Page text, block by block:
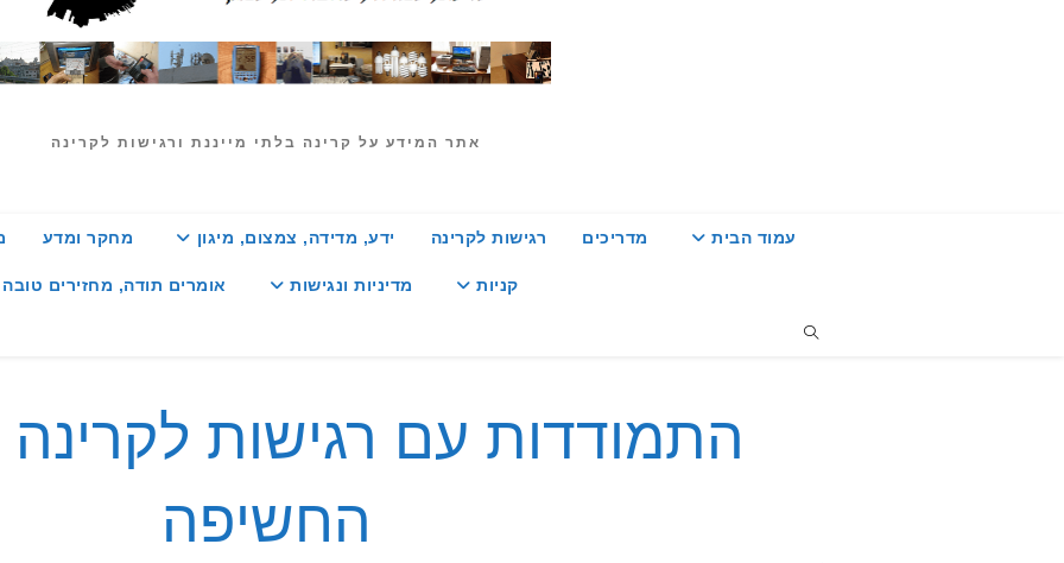
אתר המידע על קרינה בלתי מייננת ורגישות לקרינה
עמוד הבית מדריכים רגישות לקרינה ידע, מדידה, צמצום, מיגון מחקר ומדע
קניות מדיניות ונגישות אומרים תודה, מחזירים
התמודדות עם רגישות
החשיפה